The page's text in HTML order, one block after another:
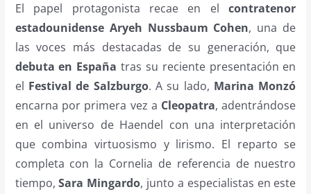
El papel protagonista recae en elcontratenor
estadounidense Aryeh Nussbaum Cohen, una de
las voces más destacadas de su generación, que
debuta en España tras su reciente presentación en
el Festival de Salzburgo. A su lado, Marina Monzó
encarna por primera vez a Cleopatra, adentrándose
en el universo de Haendel con una interpretación
que combina virtuosismo y lirismo. El reparto se
completa con la Cornelia de referencia de nuestro
tiempo,Sara Mingardo, junto a especialistas en este